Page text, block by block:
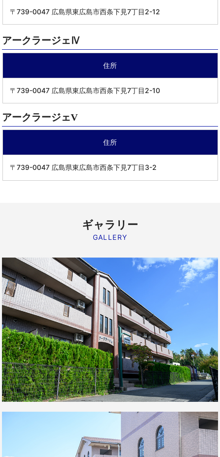
〒739-0047 広島県東広島市西条下見7丁目2-12
アークラージェ Ⅳ
住所
〒739-0047 広島県東広島市西条下見7丁目2-10
アークラージェV
住所
〒739-0047 広島県東広島市西条下見7丁目3-2
ギャラリー
GALLERY